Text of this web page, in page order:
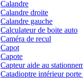
Calandre
Calandre droite
Calandre gauche
Calculateur de boite auto
Caméra de recul
Capot
Capote
Capteur aide au
Catadioptre intérieur